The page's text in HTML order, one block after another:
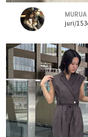
MURUA
juri/